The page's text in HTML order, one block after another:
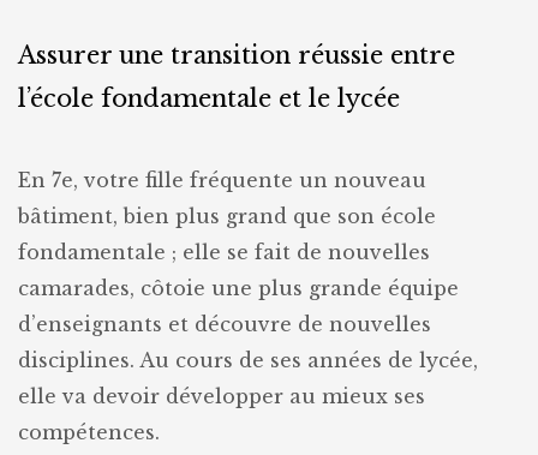
Assurer une transition réussie entre
l’école fondamentale et le lycée
En 7e, votre fille fréquente un nouveau
bâtiment, bien plus grand que son école
fondamentale ; elle se fait de nouvelles
camarades, côtoie une plus grande équipe
d’enseignants et découvre de nouvelles
disciplines. Au cours de ses années de lycée,
elle va devoir développer au mieux ses
compétences.